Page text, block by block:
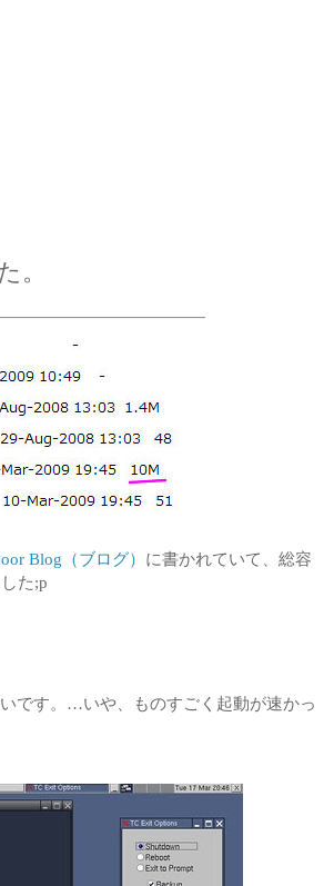
。
Blog（ブログ） に書かれていて、総容
た;p
です。…いや、ものすごく起動が速かっ